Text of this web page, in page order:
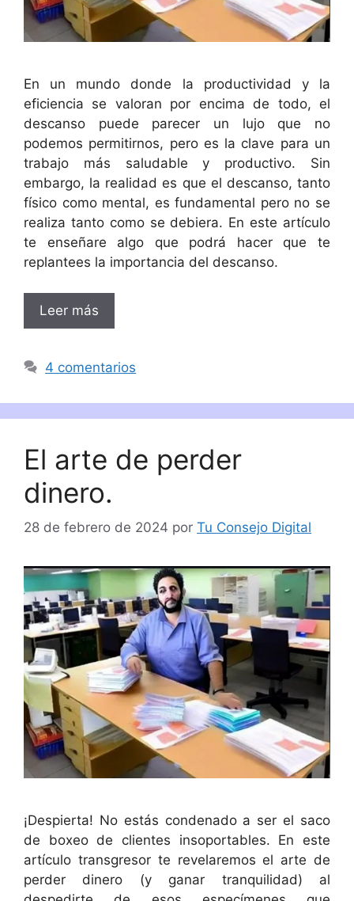
En un mundo donde la productividad y la
eficiencia se valoran por encima de todo, el
descanso puede parecer un lujo que no
podemos permitirnos, pero es la clave para un
trabajo más saludable y productivo. Sin
embargo, la realidad es que el descanso, tanto
físico como mental, es fundamental pero no se
realiza tanto como se debiera. En este artículo
te enseñare algo que podrá hacer que te
replantees la importancia del descanso.
Leer más
4 comentarios
El arte de perder
dinero.
28 de febrero de 2024 por Tu Consejo Digital
¡Despierta! No estás condenado a ser el saco
de boxeo de clientes insoportables. En este
artículo transgresor te revelaremos el arte de
perder dinero (y ganar tranquilidad) al